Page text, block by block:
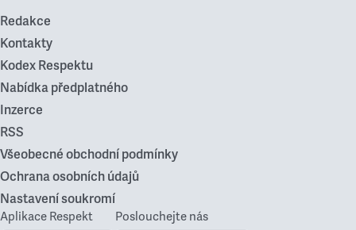
Redakce
Kontakty
Kodex Respektu
Nabídka předplatného
Inzerce
RSS
Všeobecné obchodní podmínky
Ochrana osobních údajů
Nastavení soukromí
Aplikace Respekt Poslouchejte nás